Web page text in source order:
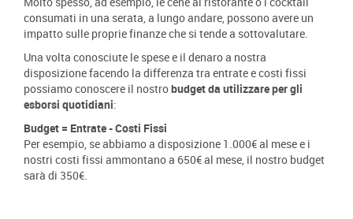
consumati in una serata, a lungo andare, possono avere un
impatto sulle proprie finanze che si tende a sottovalutare.
Una volta conosciute le spese e il denaro a nostra
disposizione facendo la differenza tra entrate e costi fissi
possiamo conoscere il nostrobudget da utilizzare per gli
esborsi quotidiani:
Budget = Entrate - Costi Fissi
Per esempio, se abbiamo a disposizione 1.000€ al mese e i
nostri costi fissi ammontano a 650€ al mese, il nostro budget
sarà di 350€.